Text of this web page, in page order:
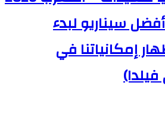
1).. “أفضل سيناريو لبدء
إمكانياتنا في